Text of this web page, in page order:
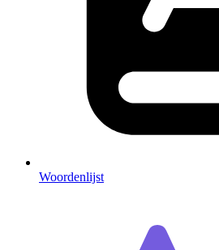
Woordenlijst